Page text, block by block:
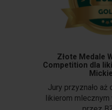
Złote Medale
Competition dla
Jury przyznało aż
likierom